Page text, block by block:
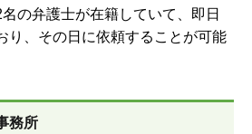
の弁護士が在籍していて、即日
り、その日に依頼することが可能
務所